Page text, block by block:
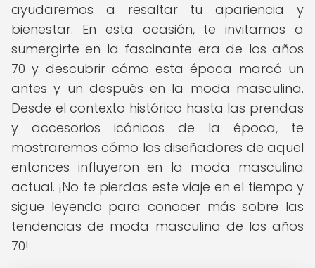
ayudaremos a resaltar tu apariencia y
bienestar. En esta ocasión, te invitamos a
sumergirte en la fascinante era de los años
70 y descubrir cómo esta época marcó un
antes y un después en la moda masculina.
Desde el contexto histórico hasta las prendas
y accesorios icónicos de la época, te
mostraremos cómo los diseñadores de aquel
entonces influyeron en la moda masculina
actual. ¡No te pierdas este viaje en el tiempo y
sigue leyendo para conocer más sobre las
tendencias de moda masculina de los años
70!